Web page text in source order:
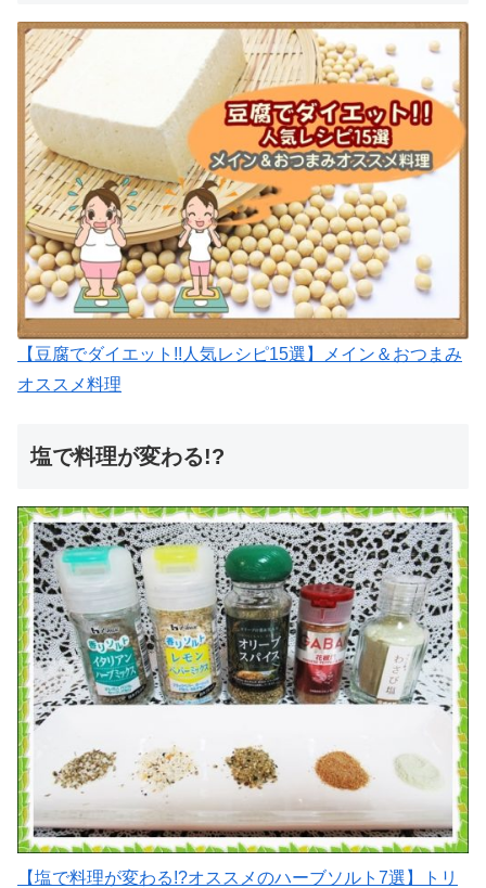
【豆腐でダイエット!!人気レシピ15選】メイン＆おつまみ
オススメ料理
塩で料理が変わる!?
【塩で料理が変わる!?オススメのハーブソルト7選】トリ